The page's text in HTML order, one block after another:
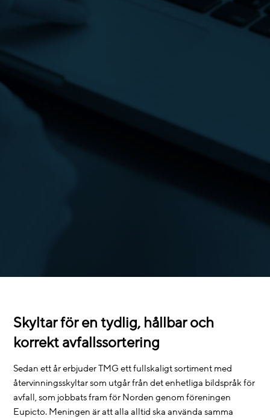
Skyltar för en tydlig, hållbar och
korrekt avfallssortering
Sedan ett år erbjuder TMG ett fullskaligt sortiment med
återvinningsskyltar som utgår från det enhetliga bildspråk för
avfall, som jobbats fram för Norden genom föreningen
Eupicto. Meningen är att alla alltid ska använda samma